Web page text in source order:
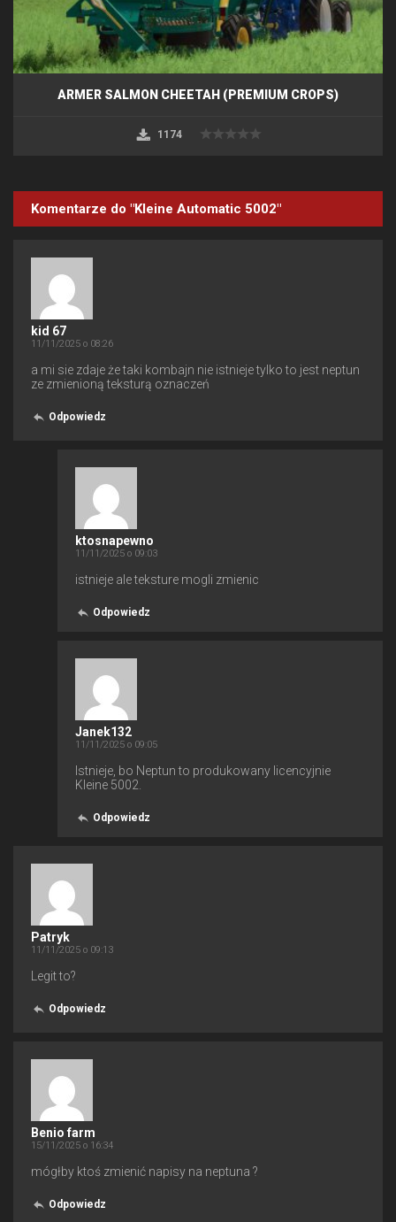
ARMER SALMON CHEETAH (PREMIUM CROPS)
1174
Komentarze do "Kleine Automatic 5002"
kid 67
11/11/2025 o 08:26
a mi sie zdaje że taki kombajn nie istnieje tylko to jest neptun
ze zmienioną teksturą oznaczeń
Odpowiedz
ktosnapewno
11/11/2025 o 09:03
istnieje ale teksture mogli zmienic
Odpowiedz
Janek132
11/11/2025 o 09:05
Istnieje, bo Neptun to produkowany licencyjnie
Kleine 5002.
Odpowiedz
Patryk
11/11/2025 o 09:13
Legit to?
Odpowiedz
Benio farm
15/11/2025 o 16:34
mógłby ktoś zmienić napisy na neptuna ?
Odpowiedz